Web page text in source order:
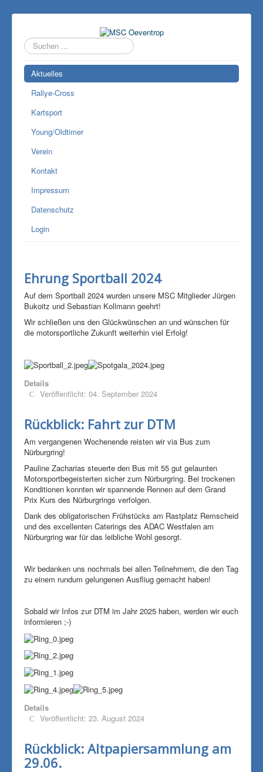
Suchen
...
Aktuelles
Rallye-Cross
Kartsport
Young/Oldtimer
Verein
Kontakt
Impressum
Datenschutz
Login
Ehrung Sportball 2024
Auf dem Sportball 2024 wurden unsere MSC Mitglieder Jürgen
Bukoitz und Sebastian Kollmann geehrt!
Wir schließen uns den Glückwünschen an und wünschen für
die motorsportliche Zukunft weiterhin viel Erfolg!
Details
Veröffentlicht: 04. September 2024
Rückblick: Fahrt zur DTM
Am vergangenen Wochenende reisten wir via Bus zum
Nürburgring!
Pauline Zacharias steuerte den Bus mit 55 gut gelaunten
Motorsportbegeisterten sicher zum Nürburgring. Bei trockenen
Konditionen konnten wir spannende Rennen auf dem Grand
Prix Kurs des Nürburgrings verfolgen.
Dank des obligatorischen Frühstücks am Rastplatz Remscheid
und des excellenten Caterings des ADAC Westfalen am
Nürburgring war für das leibliche Wohl gesorgt.
Wir bedanken uns nochmals bei allen Teilnehmern, die den Tag
zu einem rundum gelungenen Ausfliug gemacht haben!
Sobald wir Infos zur DTM im Jahr 2025 haben, werden wir euch
informieren ;-)
Details
Veröffentlicht: 23. August 2024
Rückblick: Altpapiersammlung am
29.06.